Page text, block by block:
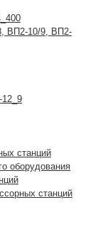
ВП2-10/9, ВП2-
станций
оборудования
станций